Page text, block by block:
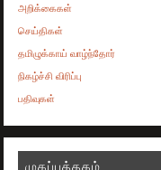
அறிக்கைகள்
செய்திகள்
தமிழுக்காய் வாழ்ந்தோர்
நிகழ்ச்சி விரிப்பு
பதிவுகள்
முகப்புத்தகம்